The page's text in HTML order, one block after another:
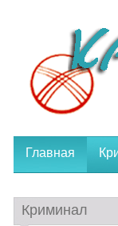
Главная
Криминал